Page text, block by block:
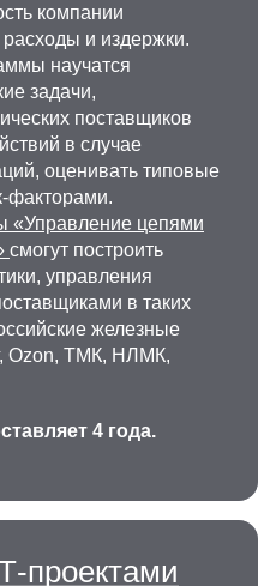
компании
расходы и издержки.
научатся
задачи,
поставщиков
в случае
оценивать типовые
факторами.
«Управление цепями
смогут построить
управления
в таких
железные
Ozon, ТМК, НЛМК,
4 года.
проектами